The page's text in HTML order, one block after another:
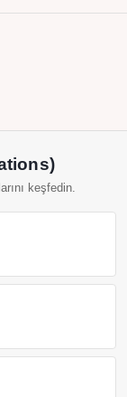
keşfedin.